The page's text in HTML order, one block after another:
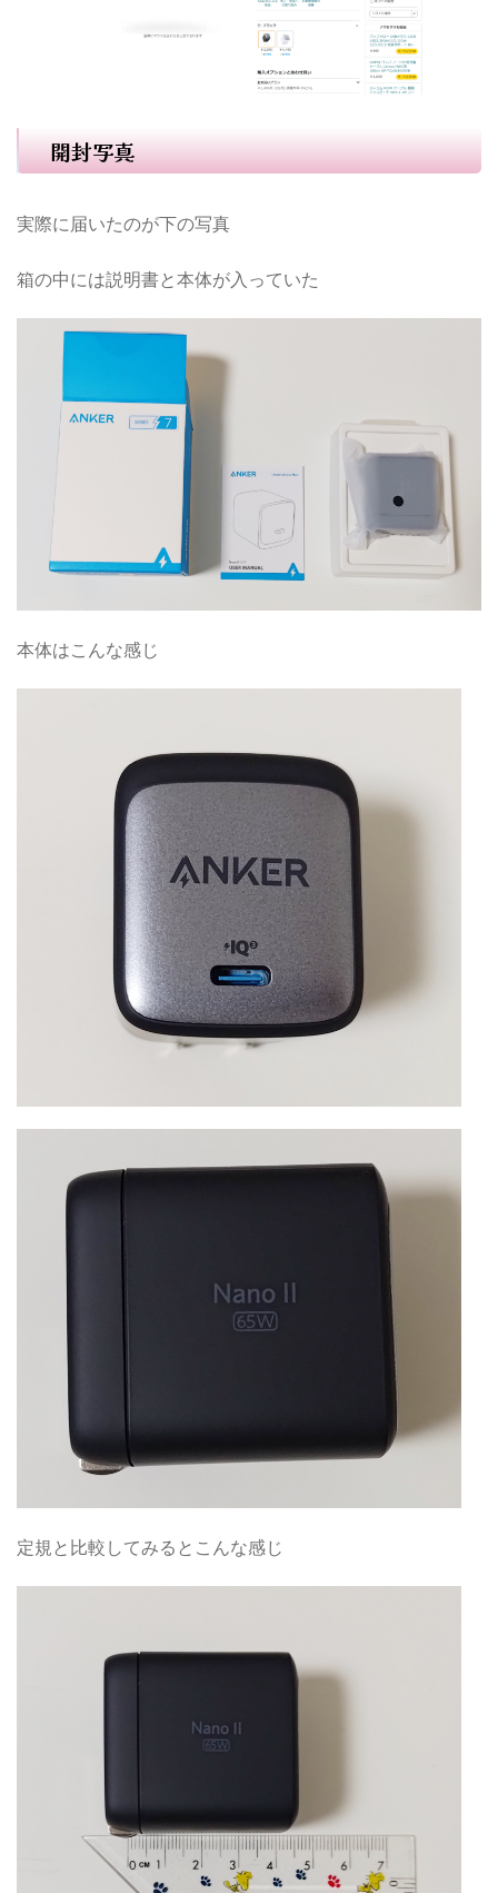
開封写真
実際に届いたのが下の写真
箱の中には説明書と本体が入っていた
本体はこんな感じ
定規と比較してみるとこんな感じ